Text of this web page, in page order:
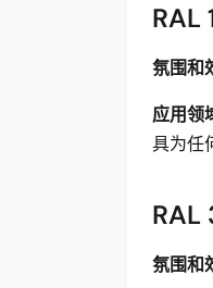
RAL
氛围和
应用领
具为任
RAL
氛围和